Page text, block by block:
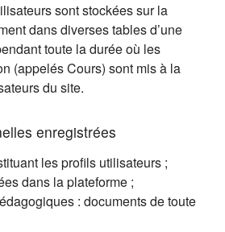
sont stockées sur la
dans diverses tables d’une
toute la durée où les
(appelés Cours) sont mis à la
du site.
enregistrées
les profils utilisateurs ;
dans la plateforme ;
: documents de toute